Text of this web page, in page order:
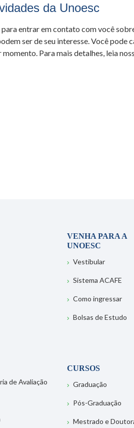
da Unoesc
para entrar em contato com você
ser de seu interesse. Você pode
Para mais detalhes, leia
de Avaliação
VENHA PARA A
UNOESC
Vestibular
Sistema ACAFE
Como ingressar
Bolsas de Estudo
CURSOS
Graduação
Pós-Graduação
Mestrado e